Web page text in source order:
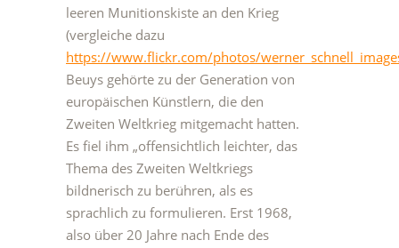
leeren Munitionskiste an den Krieg
(vergleiche dazu
https://www.flickr.com/photos/
Beuys gehörte zu der Generation von
europäischen Künstlern, die den
Zweiten Weltkrieg mitgemacht hatten.
Es fiel ihm „offensichtlich leichter, das
Thema des Zweiten Weltkriegs
bildnerisch zu berühren, als es
sprachlich zu formulieren. Erst 1968,
also über 20 Jahre nach Ende des